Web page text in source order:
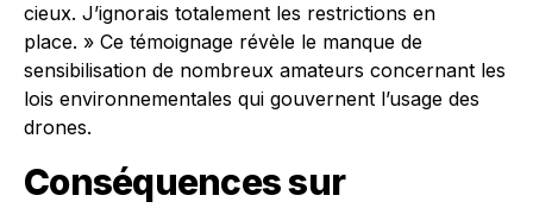
cieux. J’ignorais totalement les restrictions en
place. » Ce témoignage révèle le manque de
sensibilisation de nombreux amateurs concernant les
lois environnementales qui gouvernent l’usage des
drones.
Conséquences sur